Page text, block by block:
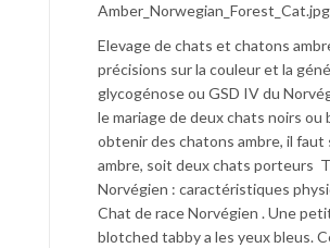
Amber_Norwegian_Forest_Cat.jpg
Elevage de chats et chatons
précisions sur la couleur et la
glycogénose ou GSD IV du
le mariage de deux chats noirs ou
obtenir des chatons ambre, il faut
ambre, soit deux chats porteurs
Norvégien : caractéristiques
Chat de race Norvégien . Une
blotched tabby a les yeux bleus.